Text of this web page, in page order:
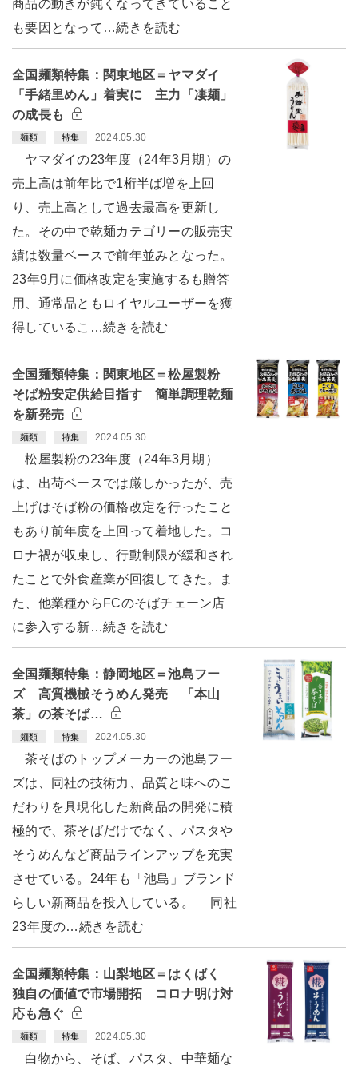
商品の動きが鈍くなってきていること
も要因となって…続きを読む
全国麺類特集：関東地区＝ヤマダイ
「手緒里めん」着実に 主力「凄麺」
の成長も
麺類 特集 2024.05.30
ヤマダイの23年度（24年3月期）の
売上高は前年比で1桁半ば増を上回
り、売上高として過去最高を更新し
た。その中で乾麺カテゴリーの販売実
績は数量ベースで前年並みとなった。
23年9月に価格改定を実施するも贈答
用、通常品ともロイヤルユーザーを獲
得しているこ…続きを読む
全国麺類特集：関東地区＝松屋製粉
そば粉安定供給目指す 簡単調理乾麺
を新発売
麺類 特集 2024.05.30
松屋製粉の23年度（24年3月期）
は、出荷ベースでは厳しかったが、売
上げはそば粉の価格改定を行ったこと
もあり前年度を上回って着地した。コ
ロナ禍が収束し、行動制限が緩和され
たことで外食産業が回復してきた。ま
た、他業種からFCのそばチェーン店
に参入する新…続きを読む
全国麺類特集：静岡地区＝池島フー
ズ 高質機械そうめん発売 「本山
茶」の茶そば…
麺類 特集 2024.05.30
茶そばのトップメーカーの池島フー
ズは、同社の技術力、品質と味へのこ
だわりを具現化した新商品の開発に積
極的で、茶そばだけでなく、パスタや
そうめんなど商品ラインアップを充実
させている。24年も「池島」ブランド
らしい新商品を投入している。 同社
23年度の…続きを読む
全国麺類特集：山梨地区＝はくばく
独自の価値で市場開拓 コロナ明け対
応も急ぐ
麺類 特集 2024.05.30
白物から、そば、パスタ、中華麺な